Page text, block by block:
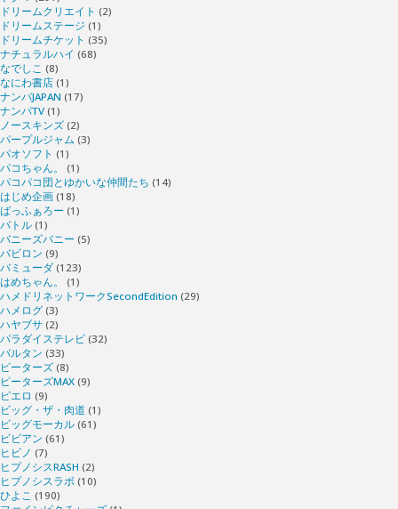
ドリームクリエイト (2)
ドリームステージ (1)
ドリームチケット (35)
ナチュラルハイ (68)
なでしこ (8)
なにわ書店 (1)
ナンパJAPAN (17)
ナンパTV (1)
ノースキンズ (2)
パープルジャム (3)
パオソフト (1)
パコちゃん。
(1)
パコパコ団とゆかいな仲間たち (14)
はじめ企画 (18)
ばっふぁろー (1)
バトル (1)
バニーズバニー (5)
バビロン (9)
バミューダ (123)
はめちゃん。
(1)
ハメドリネットワークSecondEdition (29)
ハメログ (3)
ハヤブサ (2)
パラダイステレビ (32)
バルタン (33)
ピーターズ (8)
ピーターズMAX (9)
ピエロ (9)
ビッグ・ザ・肉道 (1)
ビッグモーカル (61)
ビビアン (61)
ヒビノ (7)
ヒプノシスRASH (2)
ヒプノシスラボ (10)
ひよこ (190)